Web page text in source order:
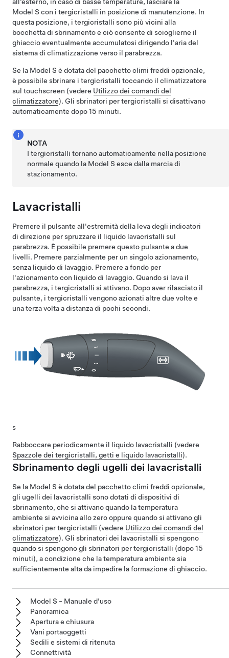
Model S con i tergicristalli in posizione di manutenzione. In
questa posizione, i tergicristalli sono più vicini alla
bocchetta di sbrinamento e ciò consente di scioglierne il
ghiaccio eventualmente accumulatosi dirigendo l'aria del
sistema di climatizzazione verso il parabrezza.
Se la Model S è dotata del pacchetto climi freddi opzionale,
è possibile sbrinare i tergicristalli toccando il climatizzatore
sul touchscreen (vedere Utilizzo dei comandi del
climatizzatore). Gli sbrinatori per tergicristalli si disattivano
automaticamente dopo 15 minuti.
NOTA
I tergicristalli tornano automaticamente nella posizione
normale quando la Model S esce dalla marcia di
stazionamento.
Lavacristalli
Premere il pulsante all'estremità della leva degli indicatori
di direzione per spruzzare il liquido lavacristalli sul
parabrezza. È possibile premere questo pulsante a due
livelli. Premere parzialmente per un singolo azionamento,
senza liquido di lavaggio. Premere a fondo per
l'azionamento con liquido di lavaggio. Quando si lava il
parabrezza, i tergicristalli si attivano. Dopo aver rilasciato il
pulsante, i tergicristalli vengono azionati altre due volte e
una terza volta a distanza di pochi secondi.
s
Rabboccare periodicamente il liquido lavacristalli (vedere
Spazzole dei tergicristalli, getti e liquido lavacristalli).
Sbrinamento degli ugelli dei lavacristalli
Se la Model S è dotata del pacchetto climi freddi opzionale,
gli ugelli dei lavacristalli sono dotati di dispositivi di
sbrinamento, che si attivano quando la temperatura
ambiente si avvicina allo zero oppure quando si attivano gli
sbrinatori per tergicristalli (vedere Utilizzo dei comandi del
climatizzatore). Gli sbrinatori dei lavacristalli si spengono
quando si spengono gli sbrinatori per tergicristalli (dopo 15
minuti), a condizione che la temperatura ambiente sia
sufficientemente alta da impedire la formazione di ghiaccio.
Model S - Manuale d'uso
Panoramica
Apertura e chiusura
Vani portaoggetti
Sedili e sistemi di ritenuta
Connettività